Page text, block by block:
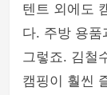
텐트 외에도
다. 주방 용품
그렇죠. 김철
캠핑이 훨씬